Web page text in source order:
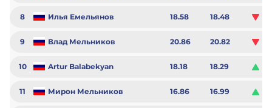
8 Илья Емельянов 18.58 18.48
9 Влад Мельников 20.86 20.82
10 Artur Balabekyan 18.18 18.29
11 Мирон Мельников 16.86 16.99